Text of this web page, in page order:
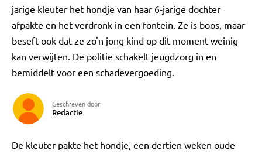
jarige kleuter het hondje van haar 6-jarige dochter
afpakte en het verdronk in een fontein. Ze is boos, maar
beseft ook dat ze zo'n jong kind op dit moment weinig
kan verwijten. De politie schakelt jeugdzorg in en
bemiddelt voor een schadevergoeding.
Geschreven door
Redactie
De kleuter pakte het hondje, een dertien weken oude